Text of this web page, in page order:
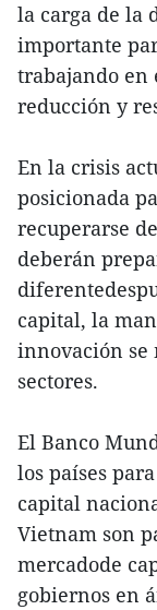
la carga de la
importante
trabajando en
reducción y
En la crisis
posicionada
recuperarse
deberán
capital, la
innovación se
sectores.
El Banco
los países
capital
Vietnam son
mercadode
gobiernos en